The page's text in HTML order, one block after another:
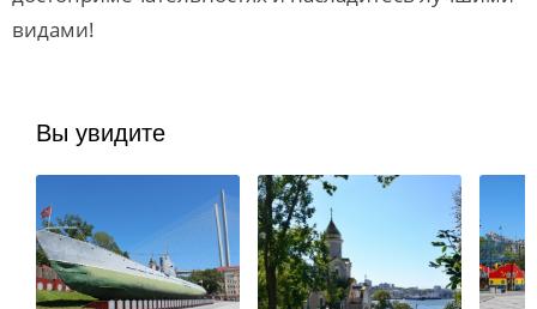
видами!
Вы увидите